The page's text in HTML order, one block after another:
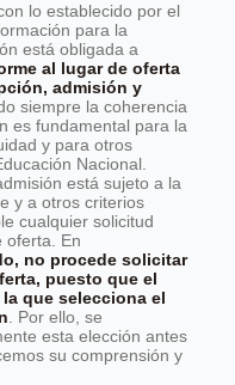
lo establecido por el
para la
está obligada a
al lugar de oferta
admisión y
siempre la coherencia
es fundamental para la
y para otros
Nacional.
está sujeto a la
y a otros criterios
cualquier solicitud
oferta. En
no procede solicitar
puesto que el
que selecciona el
. Por ello, se
esta elección antes
su comprensión y